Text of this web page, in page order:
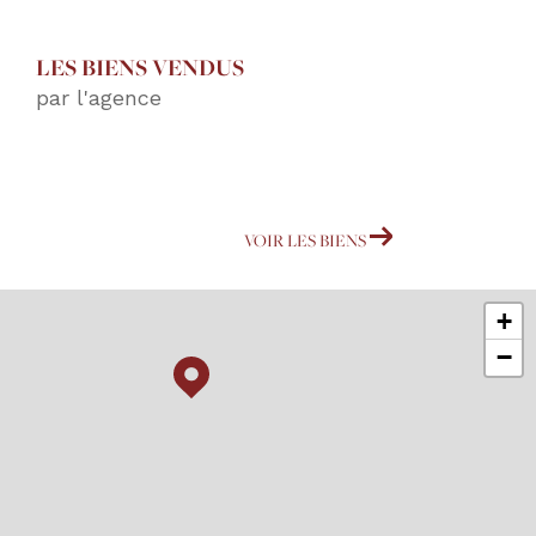
LES BIENS VENDUS
par l'agence
VOIR LES BIENS
+
−